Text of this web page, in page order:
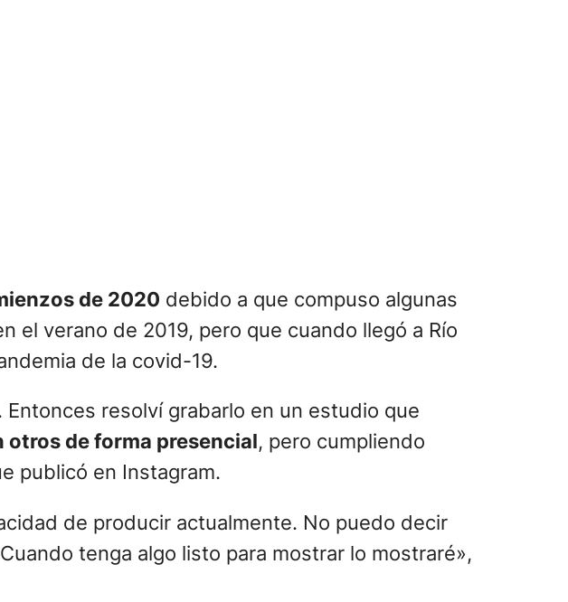
de 2020 debido a que compuso algunas
el verano de 2019, pero que cuando llegó a Río
de la covid-19.
resolví grabarlo en un estudio que
de forma presencial, pero cumpliendo
publicó en Instagram.
de producir actualmente. No puedo decir
tenga algo listo para mostrar lo mostraré»,